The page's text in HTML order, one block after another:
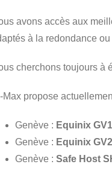
avons accès aux
à la redondance
cherchons toujours à
Max propose
Genève : Equinix GV1
Genève : Equinix GV2
Genève : Safe Host